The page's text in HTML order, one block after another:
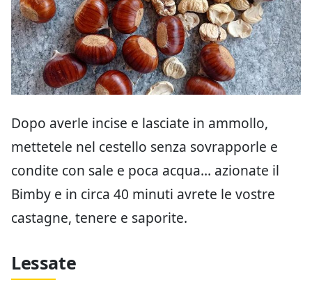
Dopo averle incise e lasciate in ammollo,
mettetele nel cestello senza sovrapporle e
condite con sale e poca acqua… azionate il
Bimby e in circa 40 minuti avrete le vostre
castagne, tenere e saporite.
Lessate